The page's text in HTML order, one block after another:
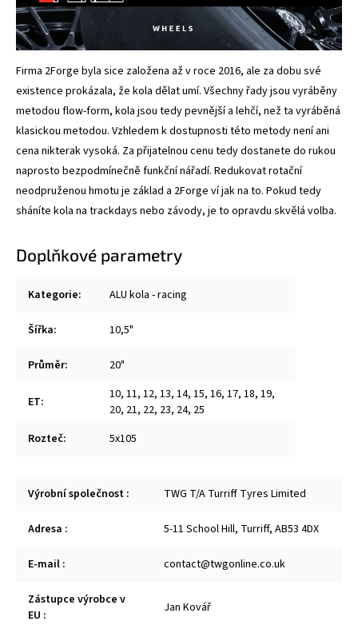
Firma 2Forge byla sice založena až v roce 2016, ale za dobu své
existence prokázala, že kola dělat umí. Všechny řady jsou vyráběny
metodou flow-form, kola jsou tedy pevnější a lehčí, než ta vyráběná
klasickou metodou. Vzhledem k dostupnosti této metody není ani
cena nikterak vysoká. Za přijatelnou cenu tedy dostanete do rukou
naprosto bezpodmínečně funkční nářadí. Redukovat rotační
neodpruženou hmotu je základ a 2Forge ví jak na to. Pokud tedy
sháníte kola na trackdays nebo závody, je to opravdu skvělá volba.
Doplňkové parametry
Kategorie: ALU kola - racing
Šířka: 10,5"
Průměr: 20"
ET: 10, 11, 12, 13, 14, 15, 16, 17, 18, 19,
20, 21, 22, 23, 24, 25
Rozteč: 5x105
Výrobní společnost : TWG T/A Turriff Tyres Limited
Adresa : 5-11 School Hill, Turriff, AB53 4DX
E-mail : contact@twgonline.co.uk
Zástupce výrobce v
EU : Jan Kovář